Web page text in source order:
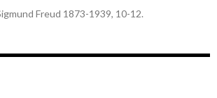
Freud 1873-1939, 10-12.